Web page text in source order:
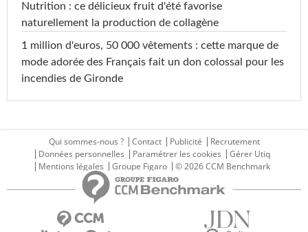
Nutrition : ce délicieux fruit d'été favorise
naturellement la production de collagène
1 million d'euros, 50 000 vêtements : cette marque de
mode adorée des Français fait un don colossal pour les
incendies de Gironde
Qui sommes-nous ? Contact Publicité
Recrutement
Données personnelles
Paramétrer les cookies
Gérer Utiq
Mentions légales
Groupe Figaro © 2026 CCM Benchmark